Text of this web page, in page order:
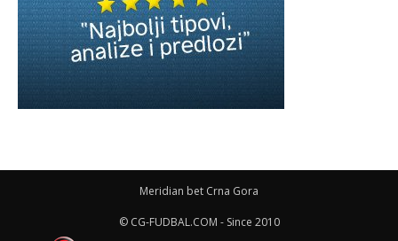
Meridian bet Crna Gora
© CG-FUDBAL.COM - Since 2010